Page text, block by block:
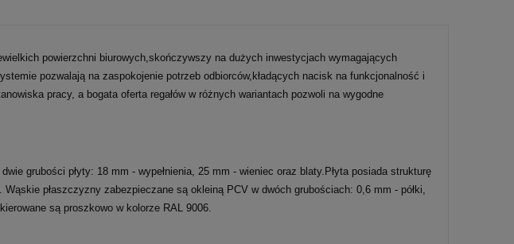
powierzchni biurowych,skończywszy na dużych inwestycjach wymagających
pozwalają na zaspokojenie potrzeb odbiorców,kładących nacisk na funkcjonalność i
pracy, a bogata oferta regałów w różnych wariantach pozwoli na wygodne
grubości płyty: 18 mm - wypełnienia, 25 mm - wieniec oraz blaty.Płyta posiada strukturę
płaszczyzny zabezpieczane są okleiną PCV w dwóch grubościach: 0,6 mm - półki,
są proszkowo w kolorze RAL 9006.